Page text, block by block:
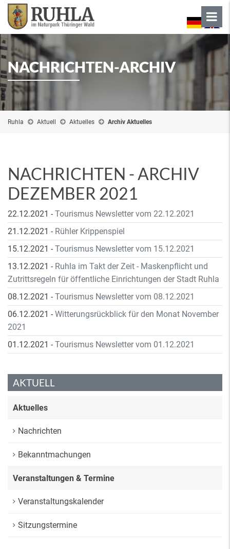
NACHRICHTEN-ARCHIV
Ruhla Aktuell Aktuelles Archiv Aktuelles
NACHRICHTEN - ARCHIV
DEZEMBER 2021
22.12.2021 - Tourismus Newsletter vom 22.12.2021
21.12.2021 - Rühler Krippenspiel
15.12.2021 - Tourismus Newsletter vom 15.12.2021
13.12.2021 - Ruhla im Takt der Zeit - Maskenpflicht und
Zutrittsregeln für öffentliche Einrichtungen der Stadt Ruhla
08.12.2021 - Tourismus Newsletter vom 08.12.2021
06.12.2021 - Witterungsrückblick für den Monat November
2021
01.12.2021 - Tourismus Newsletter vom 01.12.2021
AKTUELL
Aktuelles
Nachrichten
Bekanntmachungen
Veranstaltungen & Termine
Veranstaltungskalender
Sitzungstermine